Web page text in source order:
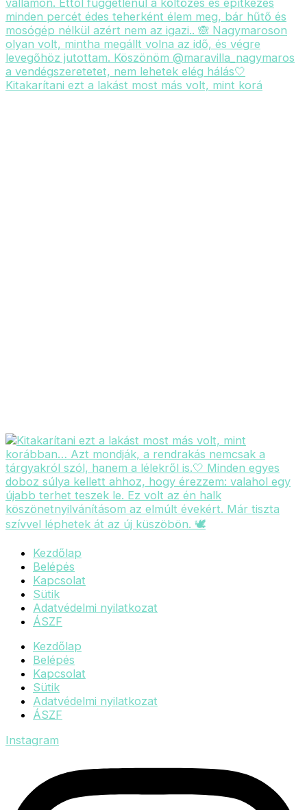
Kitakarítani ezt a lakást most más volt, mint korá
Kezdőlap
Belépés
Kapcsolat
Sütik
Adatvédelmi nyilatkozat
ÁSZF
Kezdőlap
Belépés
Kapcsolat
Sütik
Adatvédelmi nyilatkozat
ÁSZF
Instagram